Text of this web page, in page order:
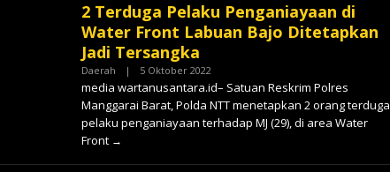
2 Terduga Pelaku Penganiayaan di
Water Front Labuan Bajo Ditetapkan
Jadi Tersangka
Daerah | 5 Oktober 2022
✓
media wartanusantara.id– Satuan Reskrim Polres
Manggarai Barat, Polda NTT menetapkan 2 orang terduga
pelaku penganiayaan terhadap MJ (29), di area Water
Front